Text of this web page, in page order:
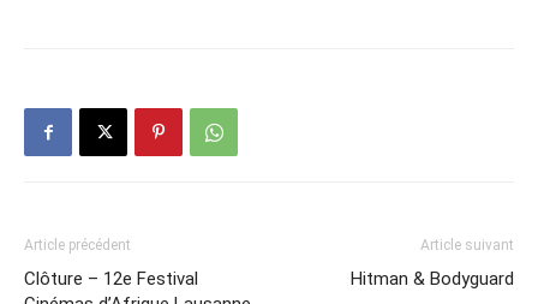
Article précédent
Clôture – 12e Festival
Article suivant
Hitman & Bodyguard